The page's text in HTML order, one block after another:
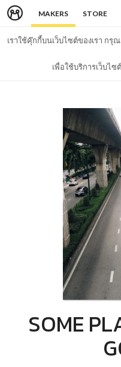
MAKERS STORE
เราใช้คุ๊กกี้บนเว็บไซต์ของเรา กรุ
เพื่อใช้บริการเว็บไซต์
SOME